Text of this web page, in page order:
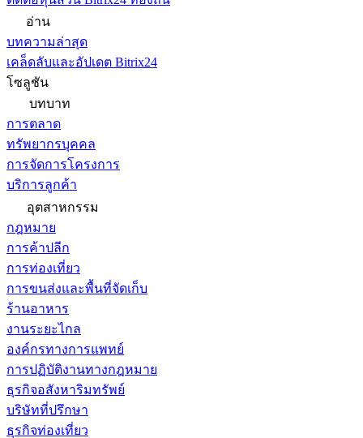
อ่าน
บทความล่าสุด
เคล็ดลับและอัปเดต Bitrix24
โซลูชัน
บทบาท
การตลาด
ทรัพยากรบุคคล
การจัดการโครงการ
บริการลูกค้า
อุตสาหกรรม
กฎหมาย
การค้าปลีก
การท่องเที่ยว
การขนส่งและพื้นที่จัดเก็บ
ร้านอาหาร
งานระยะไกล
องค์กรทางการแพทย์
การปฏิบัติงานทางกฎหมาย
ธุรกิจอสังหาริมทรัพย์
บริษัทที่ปรึกษา
ธุรกิจท่องเที่ยว